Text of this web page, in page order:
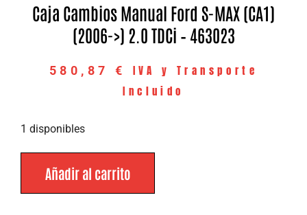
Caja Cambios Manual Ford S-MAX (CA1)
(2006->) 2.0 TDCi – 463023
580,87 €
IVA y Transporte
Incluido
1 disponibles
Añadir al carrito